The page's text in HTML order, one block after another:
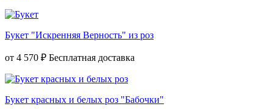
Букет "Искренняя Верность" из роз
от 4 570 ₽
Букет красных и белых роз "Бабочки"